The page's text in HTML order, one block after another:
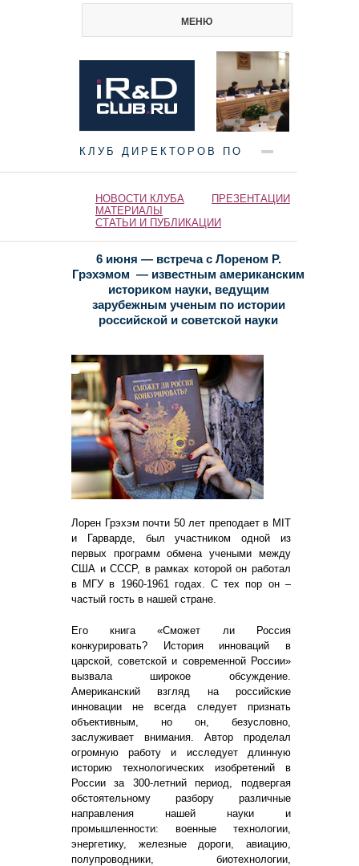
МЕНЮ
КЛУБ ДИРЕКТОРОВ ПО
НАУКЕ И ИННОВАЦИЯМ
НОВОСТИ КЛУБА
ПРЕЗЕНТАЦИИ
МАТЕРИАЛЫ
СТАТЬИ И ПУБЛИКАЦИИ
6 июня — встреча с Лореном Р.
Грэхэмом — известным американским
историком науки, ведущим
зарубежным ученым по истории
российской и советской науки
Лорен Грэхэм почти 50 лет преподает в MIT
и Гарварде, был участником одной из
первых программ обмена учеными между
США и СССР, в рамках которой он работал
в МГУ в 1960-1961годах. С тех пор он –
частый гость в нашей стране.
Его книга «Сможет ли Россия
конкурировать? История инноваций в
царской, советской и современной России»
вызвала широкое обсуждение.
Американский взгляд на российские
инновации не всегда следует признать
объективным, но он, безусловно,
заслуживает внимания. Автор проделал
огромную работу и исследует длинную
историю технологических изобретений в
России за 300-летний период, подвергая
обстоятельному разбору различные
направления нашей науки и
промышленности: военные технологии,
энергетику, железные дороги, авиацию,
полупроводники, биотехнологии,